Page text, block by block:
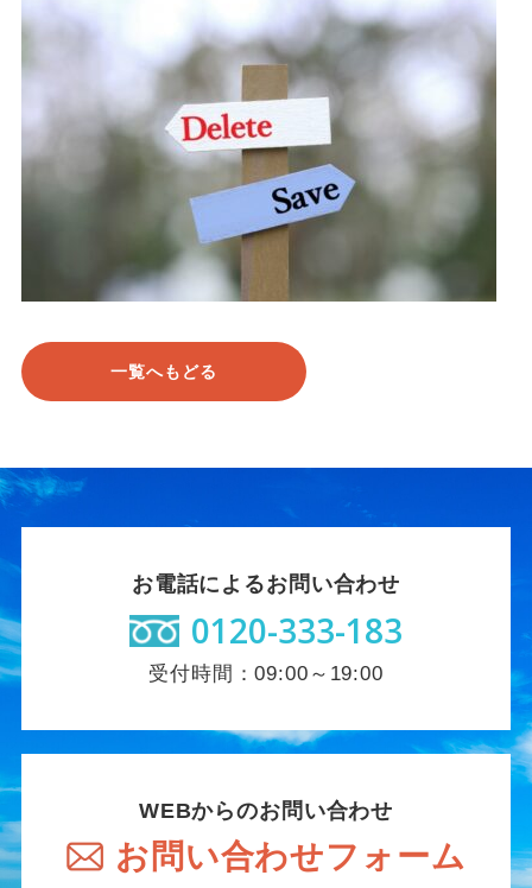
一覧へもどる
お電話によるお問い合わせ
0120-333-183
受付時間：09:00～19:00
WEBからのお問い合わせ
お問い合わせフォーム